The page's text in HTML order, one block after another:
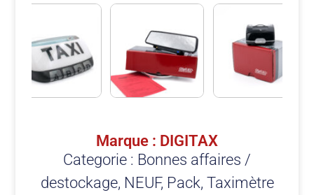
Marque : DIGITAX
Categorie : Bonnes affaires /
destockage, NEUF, Pack, Taximètre